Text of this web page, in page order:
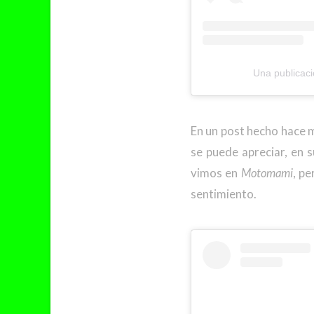
Una
En un post hecho hace
se puede apreciar, en
vimos en Motomami,
sentimiento.